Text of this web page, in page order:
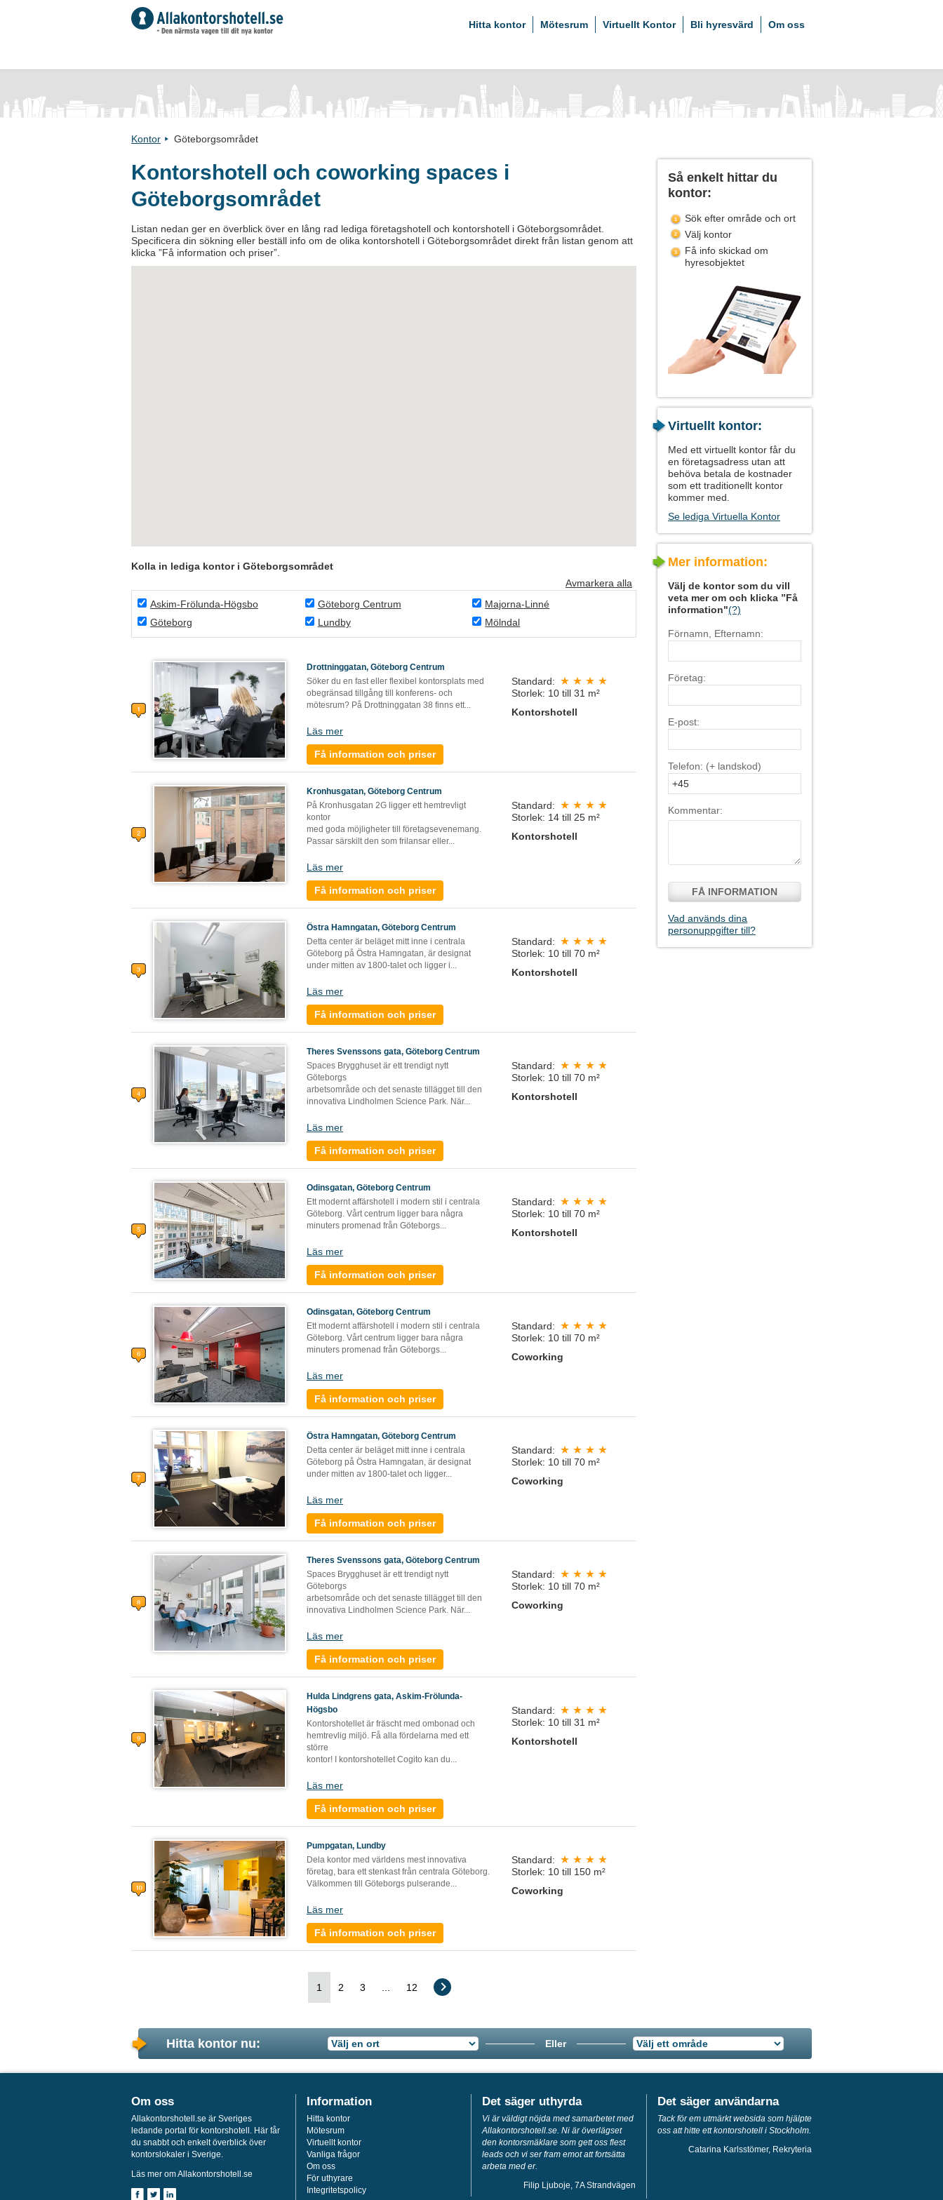
Hitta kontor Mötesrum Virtuellt Kontor Bli hyresvärd Om oss
Kontor Göteborgsområdet
Kontorshotell och coworking spaces i
Göteborgsområdet
Listan nedan ger en överblick över en lång rad lediga företagshotell och kontorshotell i Göteborgsområdet.
Specificera din sökning eller beställ info om de olika kontorshotell i Göteborgsområdet direkt från listan genom att
klicka ”Få information och priser”.
Kolla in lediga kontor i Göteborgsområdet
Avmarkera alla
Askim-Frölunda-Högsbo
Göteborg
Göteborg Centrum
Lundby
Majorna-Linné
Mölndal
Drottninggatan, Göteborg Centrum
Söker du en fast eller flexibel kontorsplats med
obegränsad tillgång till konferens- och
mötesrum? På Drottninggatan 38 finns ett...
Läs mer
Få information och priser
Standard:
Storlek: 10 till 31 m²
Kontorshotell
Kronhusgatan, Göteborg Centrum
På Kronhusgatan 2G ligger ett hemtrevligt
kontor
med goda möjligheter till företagsevenemang.
Passar särskilt den som frilansar eller...
Läs mer
Få information och priser
Standard:
Storlek: 14 till 25 m²
Kontorshotell
Östra Hamngatan, Göteborg Centrum
Detta center är beläget mitt inne i centrala
Göteborg på Östra Hamngatan, är designat
under mitten av 1800-talet och ligger i...
Läs mer
Få information och priser
Standard:
Storlek: 10 till 70 m²
Kontorshotell
Theres Svenssons gata, Göteborg Centrum
Spaces Brygghuset är ett trendigt nytt
Göteborgs
arbetsområde och det senaste tillägget till den
innovativa Lindholmen Science Park. När...
Läs mer
Få information och priser
Standard:
Storlek: 10 till 70 m²
Kontorshotell
Odinsgatan, Göteborg Centrum
Ett modernt affärshotell i modern stil i centrala
Göteborg. Vårt centrum ligger bara några
minuters promenad från Göteborgs...
Läs mer
Få information och priser
Standard:
Storlek: 10 till 70 m²
Kontorshotell
Odinsgatan, Göteborg Centrum
Ett modernt affärshotell i modern stil i centrala
Göteborg. Vårt centrum ligger bara några
minuters promenad från Göteborgs...
Läs mer
Få information och priser
Standard:
Storlek: 10 till 70 m²
Coworking
Östra Hamngatan, Göteborg Centrum
Detta center är beläget mitt inne i centrala
Göteborg på Östra Hamngatan, är designat
under mitten av 1800-talet och ligger...
Läs mer
Få information och priser
Standard:
Storlek: 10 till 70 m²
Coworking
Theres Svenssons gata, Göteborg Centrum
Spaces Brygghuset är ett trendigt nytt
Göteborgs
arbetsområde och det senaste tillägget till den
innovativa Lindholmen Science Park. När...
Läs mer
Få information och priser
Standard:
Storlek: 10 till 70 m²
Coworking
Hulda Lindgrens gata, Askim-Frölunda-
Högsbo
Kontorshotellet är fräscht med ombonad och
hemtrevlig miljö. Få alla fördelarna med ett
större
kontor! I kontorshotellet Cogito kan du...
Läs mer
Få information och priser
Standard:
Storlek: 10 till 31 m²
Kontorshotell
Pumpgatan, Lundby
Dela kontor med världens mest innovativa
företag, bara ett stenkast från centrala Göteborg.
Välkommen till Göteborgs pulserande...
Läs mer
Få information och priser
Standard:
Storlek: 10 till 150 m²
Coworking
1 2 3 12
Så enkelt hittar du
kontor:
Sök efter område och ort
Välj kontor
Få info skickad om
hyresobjektet
Virtuellt kontor:
Med ett virtuellt kontor får du
en företagsadress utan att
behöva betala de kostnader
som ett traditionellt kontor
kommer med.
Se lediga Virtuella Kontor
Mer information:
Välj de kontor som du vill
veta mer om och klicka ”Få
information"(?)
Förnamn, Efternamn:
Företag:
E-post:
Telefon: (+ landskod)
Kommentar:
FÅ INFORMATION
Vad används dina
personuppgifter till?
Hitta kontor nu: Eller
Om oss
Allakontorshotell.se är Sveriges
ledande portal för kontorshotell. Här får
du snabbt och enkelt överblick över
kontorslokaler i Sverige.
Läs mer om Allakontorshotell.se
Information
Hitta kontor
Mötesrum
Virtuellt kontor
Vanliga frågor
Om oss
För uthyrare
Integritetspolicy
Det säger uthyrda
Vi är väldigt nöjda med samarbetet med
Allakontorshotell.se. Ni är överlägset
den kontorsmäklare som gett oss flest
leads och vi ser fram emot att fortsätta
arbeta med er.
Filip Ljuboje, 7A Strandvägen
Det säger användarna
Tack för em utmärkt websida som hjälpte
oss att hitte ett kontorshotell i Stockholm.
Catarina Karlsstömer, Rekryteria